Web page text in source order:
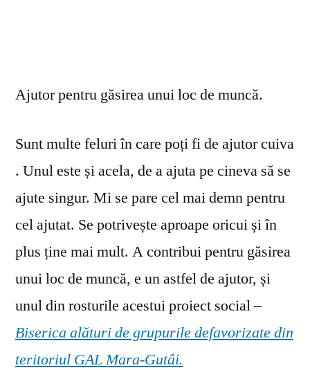
Ajutor pentru găsirea unui loc de muncă.
Sunt multe feluri în care poți fi de ajutor cuiva
. Unul este și acela, de a ajuta pe cineva să se
ajute singur. Mi se pare cel mai demn pentru
cel ajutat. Se potrivește aproape oricui și în
plus ține mai mult. A contribui pentru găsirea
unui loc de muncă, e un astfel de ajutor, și
unul din rosturile acestui proiect social –
Biserica alături de grupurile defavorizate din
teritoriul GAL Mara-Gutâi.